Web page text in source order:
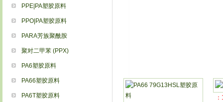
PPE|PA塑胶原料
PPO|PA塑胶原料
PARA芳族聚酰胺
聚对二甲苯 (PPX)
PA6塑胶原料
PA66塑胶原料
PA6T塑胶原料